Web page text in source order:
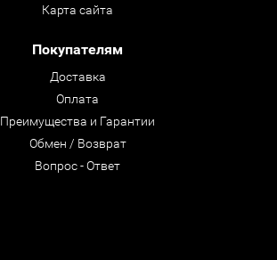
Карта сайта
Покупателям
Доставка
Оплата
Преимущества и Гарантии
Обмен / Возврат
Вопрос - Ответ